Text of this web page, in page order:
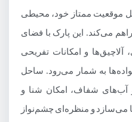
موقعیت ممتاز خود، محیطی
می‌کند. این پارک با فضای
و امکانات تفریحی
به شمار می‌رود. ساحل
شفاف، امکان شنا و
می‌سازد و منظره‌ای چشم‌نواز